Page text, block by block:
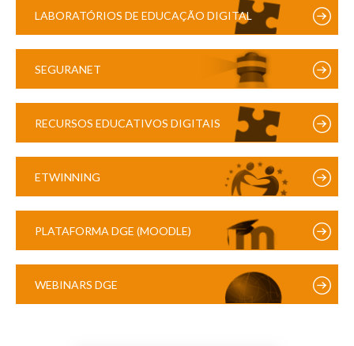
LABORATÓRIOS DE EDUCAÇÃO DIGITAL
SEGURANET
RECURSOS EDUCATIVOS DIGITAIS
ETWINNING
PLATAFORMA DGE (MOODLE)
WEBINARS DGE